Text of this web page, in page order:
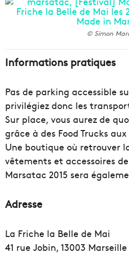
© Simon
Informations pratiques
Pas de parking accessible
privilégiez donc les
Sur place, vous aurez de
grâce à des Food Trucks
Une boutique où retrouver
vêtements et accessoires
Marsatac 2015 sera
Adresse
La Friche la Belle de Mai
41 rue Jobin, 13003 Marseille